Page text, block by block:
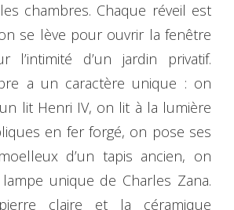
chambres. Chaque réveil est
se lève pour ouvrir la fenêtre
l’intimité d’un jardin privatif.
a un caractère unique : on
lit Henri IV, on lit à la lumière
en fer forgé, on pose ses
d’un tapis ancien, on
unique de Charles Zana.
claire et la céramique